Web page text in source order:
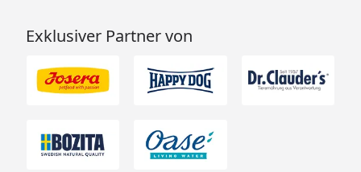
Exklusiver Partner von